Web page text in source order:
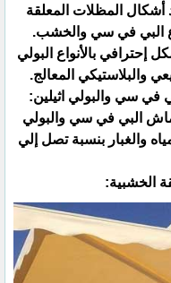
المظلات المعلقة
البي في سي ‏والخشب.‏
إحترافي بالأنواع البولي
والبلاستيكي ‏المعالج.‏
في سي والبولي اثيلين:‏
قماش البي في سي والبولي
والغبار بنسبة ‏تصل إلي
الخشبية:‏